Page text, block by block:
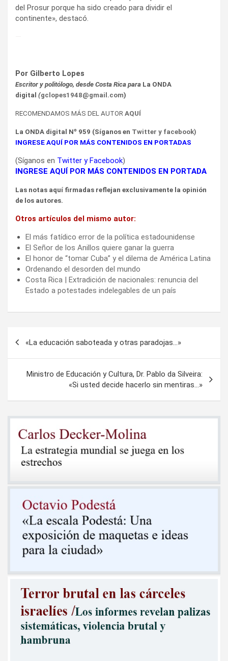
del Prosur porque ha sido creado para dividir el
continente», destacó.
Por Gilberto Lopes
Escritor y politólogo, desde Costa Rica para La ONDA
digital (gclopes1948@gmail.com)
RECOMENDAMOS MÁS DEL AUTOR AQUÍ
La ONDA digital Nº 959 (Síganos en Twitter y facebook)
INGRESE AQUÍ POR MÁS CONTENIDOS EN PORTADAS
(Síganos en Twitter yFacebook)
INGRESE AQUÍ POR MÁS CONTENIDOS EN PORTADA
Las notas aquí firmadas reflejan exclusivamente la opinión
de los autores.
Otros artículos del mismo autor:
El más fatídico error de la política estadounidense
El Señor de los Anillos quiere ganar la guerra
El honor de “tomar Cuba” y el dilema de América Latina
Ordenando el desorden del mundo
Costa Rica | Extradición de nacionales: renuncia del
Estado a potestades indelegables de un país
entradas
«La educación saboteada y otras paradojas…»
Ministro de Educación y Cultura, Dr. Pablo da Silveira:
«Si usted decide hacerlo sin mentiras…»